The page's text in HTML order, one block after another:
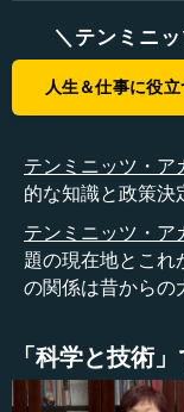
るので、国の認可
んどんと進めてい
ていく。それが、
ていくべきか
―― はい。今非常
いて考えて動かな
ノウン(未知)の問題
＼テンミニ
人生＆仕事に役
テンミニッツ・ア
的な知識と政策決
テンミニッツ・ア
題の現在地とこれ
の関係は昔からの
「科学と技術